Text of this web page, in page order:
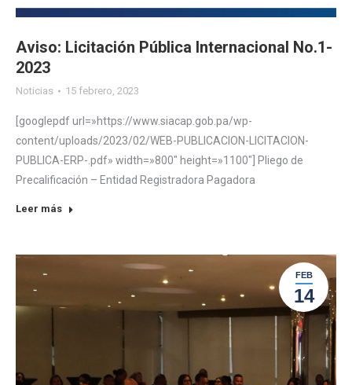
Aviso: Licitación Pública Internacional No.1-
2023
Noticias 15 febrero, 2023
[googlepdf url=»https://www.siacap.gob.pa/wp-
content/uploads/2023/02/WEB-PUBLICACION-LICITACION-
PUBLICA-ERP-.pdf» width=»800″ height=»1100″] Pliego de
Precalificación – Entidad Registradora Pagadora
Leer más
FEB
14